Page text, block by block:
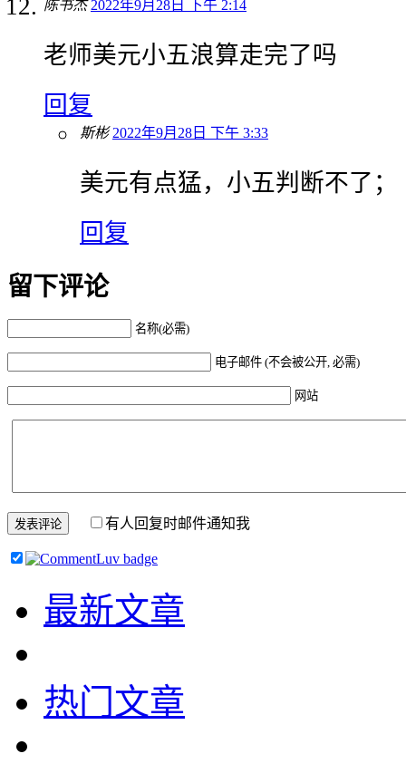
陈书杰 2022年9月28日 下午 2:14
老师美元小五浪算走完了吗
回复
斯彬 2022年9月28日 下午 3:33
美元有点猛，小五判断不了；
回复
留下评论
名称(必需)
电子邮件 (不会被公开, 必需)
网站
有人回复时邮件通知我
最新文章
热门文章